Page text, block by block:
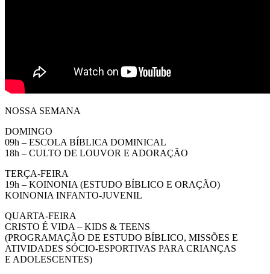
NOSSA SEMANA
DOMINGO
09h – ESCOLA BÍBLICA DOMINICAL
18h – CULTO DE LOUVOR E ADORAÇÃO
TERÇA-FEIRA
19h – KOINONIA (ESTUDO BÍBLICO E ORAÇÃO)
KOINONIA INFANTO-JUVENIL
QUARTA-FEIRA
CRISTO É VIDA – KIDS & TEENS
(PROGRAMAÇÃO DE ESTUDO BÍBLICO, MISSÕES E
ATIVIDADES SÓCIO-ESPORTIVAS PARA CRIANÇAS
E ADOLESCENTES)